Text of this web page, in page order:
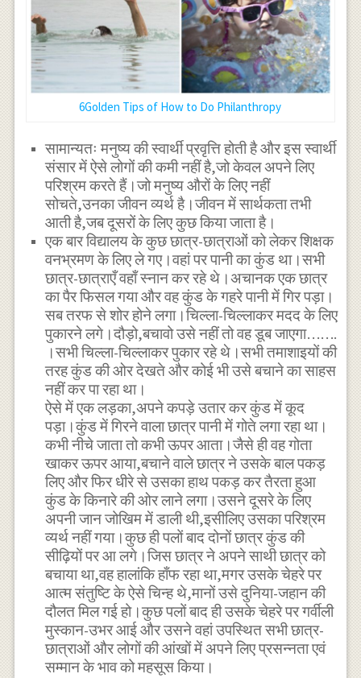
6Golden Tips of How to Do Philanthropy
सामान्यतः मनुष्य की स्वार्थी प्रवृत्ति होती है और इस स्वार्थी
संसार में ऐसे लोगों की कमी नहीं है,जो केवल अपने लिए
परिश्रम करते हैं।जो मनुष्य औरों के लिए नहीं
सोचते,उनका जीवन व्यर्थ है।जीवन में सार्थकता तभी
आती है,जब दूसरों के लिए कुछ किया जाता है।
एक बार विद्यालय के कुछ छात्र-छात्राओं को लेकर शिक्षक
वनभ्रमण के लिए ले गए।वहां पर पानी का कुंड था।सभी
छात्र-छात्राएँ वहाँ स्नान कर रहे थे।अचानक एक छात्र
का पैर फिसल गया और वह कुंड के गहरे पानी में गिर पड़ा।
सब तरफ से शोर होने लगा।चिल्ला-चिल्लाकर मदद के लिए
पुकारने लगे।दौड़ो,बचावो उसे नहीं तो वह डूब जाएगा…….
।सभी चिल्ला-चिल्लाकर पुकार रहे थे।सभी तमाशाइयों की
तरह कुंड की ओर देखते और कोई भी उसे बचाने का साहस
नहीं कर पा रहा था।
ऐसे में एक लड़का,अपने कपड़े उतार कर कुंड में कूद
पड़ा।कुंड में गिरने वाला छात्र पानी में गोते लगा रहा था।
कभी नीचे जाता तो कभी ऊपर आता।जैसे ही वह गोता
खाकर ऊपर आया,बचाने वाले छात्र ने उसके बाल पकड़
लिए और फिर धीरे से उसका हाथ पकड़ कर तैरता हुआ
कुंड के किनारे की ओर लाने लगा।उसने दूसरे के लिए
अपनी जान जोखिम में डाली थी,इसीलिए उसका परिश्रम
व्यर्थ नहीं गया।कुछ ही पलों बाद दोनों छात्र कुंड की
सीढ़ियों पर आ लगे।जिस छात्र ने अपने साथी छात्र को
बचाया था,वह हालांकि हाँफ रहा था,मगर उसके चेहरे पर
आत्म संतुष्टि के ऐसे चिन्ह थे,मानों उसे दुनिया-जहान की
दौलत मिल गई हो।कुछ पलों बाद ही उसके चेहरे पर गर्वीली
मुस्कान-उभर आई और उसने वहां उपस्थित सभी छात्र-
छात्राओं और लोगों की आंखों में अपने लिए प्रसन्नता एवं
सम्मान के भाव को महसूस किया।